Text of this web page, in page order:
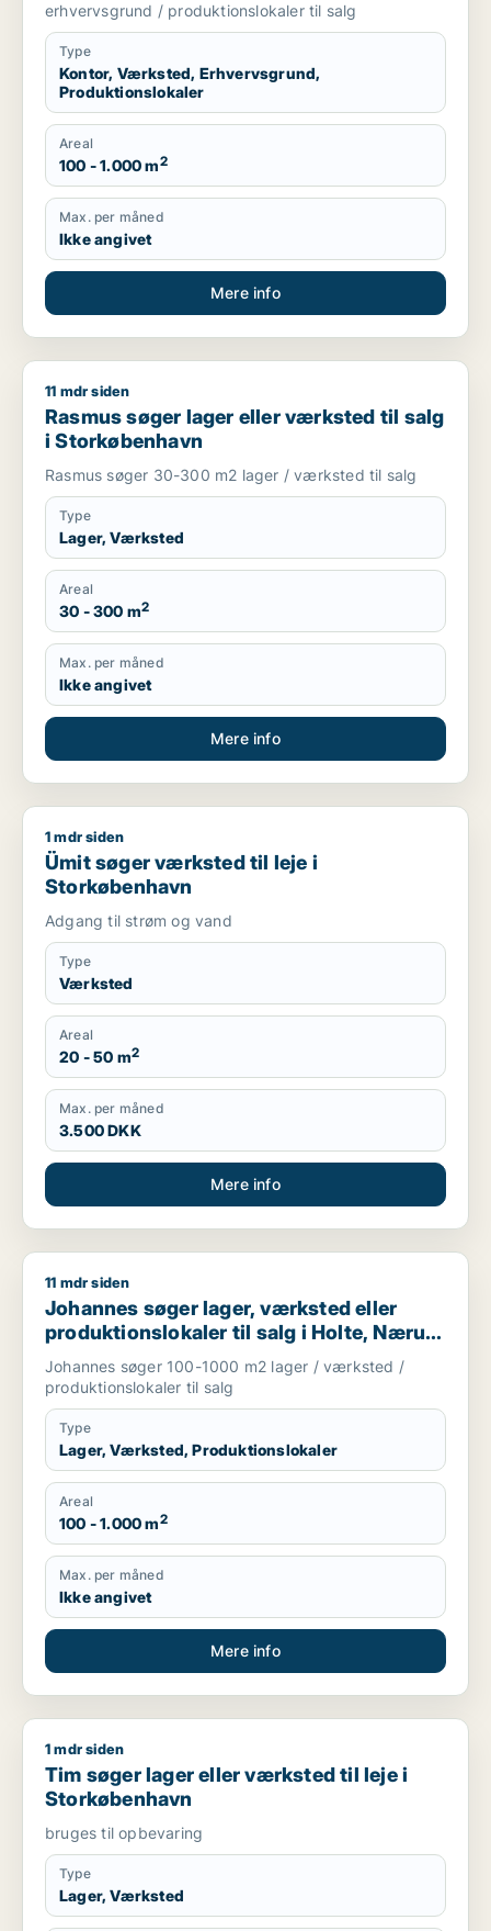
erhvervsgrund / produktionslokaler til salg
Type
Kontor, Værksted, Erhvervsgrund,
Produktionslokaler
Areal
100 - 1.000 m2
Max. per måned
Ikke angivet
Mere info
Rasmus søger lager eller værksted til salg i Storkøbenhavn
11 mdr siden
Rasmus søger lager eller værksted til salg
i Storkøbenhavn
Rasmus søger 30-300 m2 lager / værksted til salg
Type
Lager, Værksted
Areal
30 - 300 m2
Max. per måned
Ikke angivet
Mere info
Ümit søger værksted til leje i Storkøbenhavn
1 mdr siden
Ümit søger værksted til leje i
Storkøbenhavn
Adgang til strøm og vand
Type
Værksted
Areal
20 - 50 m2
Max. per måned
3.500 DKK
Mere info
Johannes søger lager, værksted eller produktionslokaler til
11 mdr siden
Johannes søger lager, værksted eller
produktionslokaler til salg i Holte, Nærum
eller Skodsborg m.fl.
Johannes søger 100-1000 m2 lager / værksted /
produktionslokaler til salg
Type
Lager, Værksted, Produktionslokaler
Areal
100 - 1.000 m2
Max. per måned
Ikke angivet
Mere info
Tim søger lager eller værksted til leje i Storkøbenhavn
1 mdr siden
Tim søger lager eller værksted til leje i
Storkøbenhavn
bruges til opbevaring
Type
Lager, Værksted